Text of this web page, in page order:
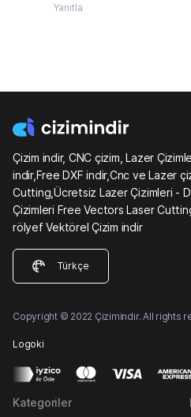
Yanıtla
Çizim indir, CNC çizim, Lazer
indir,Free DXF indir,Cnc ve Lazer
Cutting,Ücretsiz Lazer Çizimleri -
Çizimleri Free Vectors Laser
rölyef Vektörel Çizim indir
Türkçe
Copyright © 2022 Çizimindir. All rights
Logoki
Kategoriler